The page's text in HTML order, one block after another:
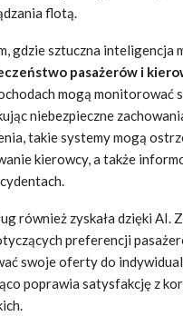
flotą.
gdzie sztuczna inteligencja
pasażerów i
mogą monitorować
niebezpieczne
takie systemy mogą
kierowcy, a także
również zyskała dzięki AI.
preferencji
swoje oferty do
poprawia satysfakcję z